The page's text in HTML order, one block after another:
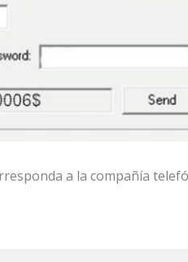
a la compañía